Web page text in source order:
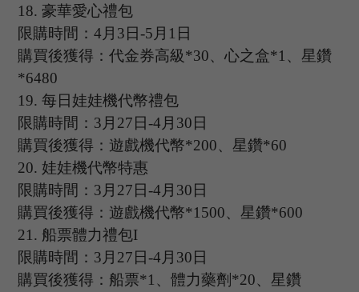
18. 豪華愛心禮包
限購時間：4 月 3日-5 月 1 日
購買後獲得：代金券高級*30、心之盒*1、星鑽
*6480
19. 每日娃娃機代幣禮包
限購時間： 3 月 27日-4 月 30日
購買後獲得：遊戲機代幣*200、星鑽*60
20. 娃娃機代幣特惠
限購時間： 3 月 27日-4 月 30日
購買後獲得：遊戲機代幣*1500、星鑽*600
21. 船票體力禮包I
限購時間： 3 月 27日-4 月 30日
購買後獲得：船票*1、體力藥劑*20、星鑽